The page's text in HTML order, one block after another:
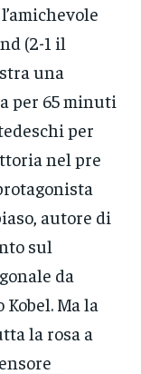
(2-1 il
una
per 65 minuti
per
nel pre
autore di
sul
da
Ma la
la rosa a